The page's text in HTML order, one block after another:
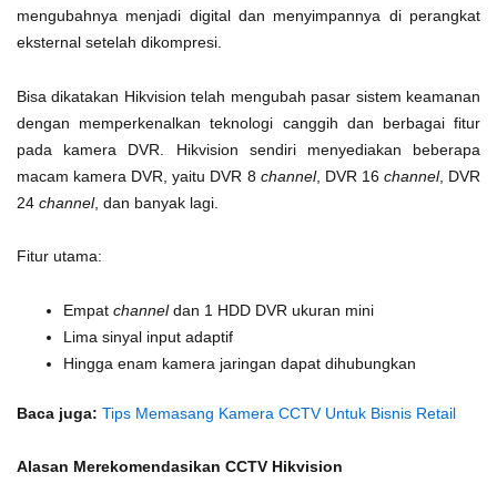
mengubahnya menjadi digital dan menyimpannya di perangkat
eksternal setelah dikompresi.
Bisa dikatakan Hikvision telah mengubah pasar sistem keamanan
dengan memperkenalkan teknologi canggih dan berbagai fitur
pada kamera DVR. Hikvision sendiri menyediakan beberapa
macam kamera DVR, yaitu DVR 8 channel, DVR 16 channel, DVR
24 channel, dan banyak lagi.
Fitur utama:
Empat channeldan 1 HDD DVR ukuran mini
Lima sinyal input adaptif
Hingga enam kamera jaringan dapat dihubungkan
Baca juga: Tips Memasang Kamera CCTV Untuk Bisnis Retail
Alasan Merekomendasikan CCTV Hikvision